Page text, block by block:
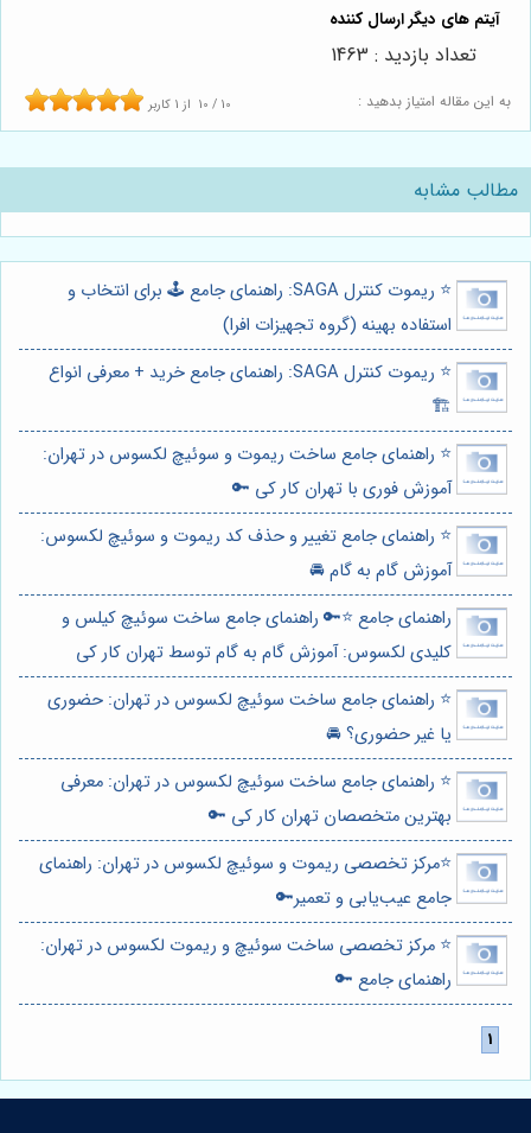
به این مقاله امتیاز بدهید : 10 / 10 از 1 کاربر
تعداد بازدید : 1463
مطالب مشابه
⭐️ ریموت کنترل SAGA: راهنمای جامع 🕹️ برای انتخاب و
استفاده بهینه (گروه تجهیزات افرا)
⭐️ ریموت کنترل SAGA: راهنمای جامع خرید + معرفی انواع
🏗️
⭐️ راهنمای جامع ساخت ریموت و سوئیچ لکسوس در تهران:
آموزش فوری با تهران کار کی 🔑
⭐️ راهنمای جامع تغییر و حذف کد ریموت و سوئیچ لکسوس:
آموزش گام به گام 🚘
راهنمای جامع ⭐️🔑 راهنمای جامع ساخت سوئیچ کیلس و
کلیدی لکسوس: آموزش گام به گام توسط تهران کار کی
⭐️ راهنمای جامع ساخت سوئیچ لکسوس در تهران: حضوری
یا غیر حضوری؟ 🚘
⭐️ راهنمای جامع ساخت سوئیچ لکسوس در تهران: معرفی
بهترین متخصصان تهران کار کی 🔑
⭐️مرکز تخصصی ریموت و سوئیچ لکسوس در تهران: راهنمای
جامع عیب‌یابی و تعمیر🔑
⭐️ مرکز تخصصی ساخت سوئیچ و ریموت لکسوس در تهران:
راهنمای جامع 🔑